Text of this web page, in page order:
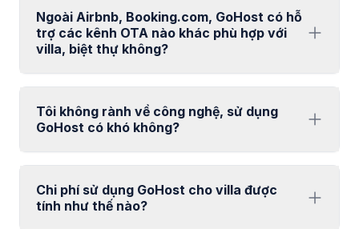
Ngoài Airbnb, Booking.com, GoHost có hỗ
trợ các kênh OTA nào khác phù hợp với
villa, biệt thự không?
Tôi không rành về công nghệ, sử dụng
GoHost có khó không?
Chi phí sử dụng GoHost cho villa được
tính như thế nào?